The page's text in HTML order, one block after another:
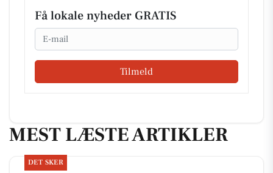
Få lokale nyheder GRATIS
Email
Tilmeld
MEST LÆSTE ARTIKLER
DET SKER